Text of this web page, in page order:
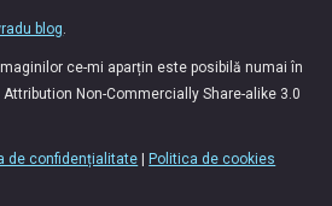
blog
ce-mi aparțin este posibilă numai în
Non-Commercially Share-alike 3.0
de confidențialitate |Politica de cookies